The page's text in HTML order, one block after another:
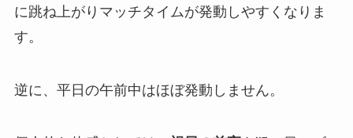
に跳ね上がりマッチタイムが発動しやすくなりま
す。
逆に、平日の午前中はほぼ発動しません。